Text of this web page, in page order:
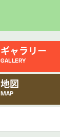
ギャラリー
GALLERY
地図
MAP